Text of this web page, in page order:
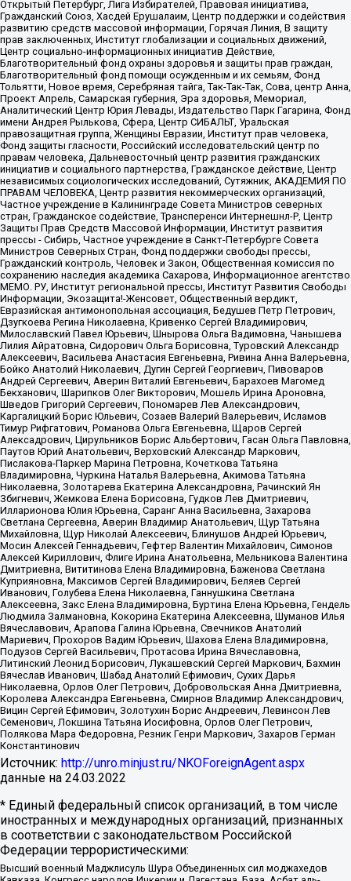
Открытый Петербург, Лига Избирателей, Правовая инициатива,
Гражданский Союз, Хасдей Ерушалаим, Центр поддержки и содействия
развитию средств массовой информации, Горячая Линия, В защиту
прав заключенных, Институт глобализации и социальных движений,
Центр социально-информационных инициатив Действие,
Благотворительный фонд охраны здоровья и защиты прав граждан,
Благотворительный фонд помощи осужденным и их семьям, Фонд
Тольятти, Новое время, Серебряная тайга, Так-Так-Так, Сова, центр Анна,
Проект Апрель, Самарская губерния, Эра здоровья, Мемориал,
Аналитический Центр Юрия Левады, Издательство Парк Гагарина, Фонд
имени Андрея Рылькова, Сфера, Центр СИБАЛЬТ, Уральская
правозащитная группа, Женщины Евразии, Институт прав человека,
Фонд защиты гласности, Российский исследовательский центр по
правам человека, Дальневосточный центр развития гражданских
инициатив и социального партнерства, Гражданское действие, Центр
независимых социологических исследований, Сутяжник, АКАДЕМИЯ ПО
ПРАВАМ ЧЕЛОВЕКА, Центр развития некоммерческих организаций,
Частное учреждение в Калининграде Совета Министров северных
стран, Гражданское содействие, Трансперенси Интернешнл-Р, Центр
Защиты Прав Средств Массовой Информации, Институт развития
прессы - Сибирь, Частное учреждение в Санкт-Петербурге Совета
Министров Северных Стран, Фонд поддержки свободы прессы,
Гражданский контроль, Человек и Закон, Общественная комиссия по
сохранению наследия академика Сахарова, Информационное агентство
МЕМО. РУ, Институт региональной прессы, Институт Развития Свободы
Информации, Экозащита!-Женсовет, Общественный вердикт,
Евразийская антимонопольная ассоциация, Бедушев Петр Петрович,
Дзугкоева Регина Николаевна, Кривенко Сергей Владимирович,
Милославский Павел Юрьевич, Шнырова Ольга Вадимовна, Чанышева
Лилия Айратовна, Сидорович Ольга Борисовна, Туровский Александр
Алексеевич, Васильева Анастасия Евгеньевна, Ривина Анна Валерьевна,
Бойко Анатолий Николаевич, Дугин Сергей Георгиевич, Пивоваров
Андрей Сергеевич, Аверин Виталий Евгеньевич, Барахоев Магомед
Бекханович, Шарипков Олег Викторович, Мошель Ирина Ароновна,
Шведов Григорий Сергеевич, Пономарев Лев Александрович,
Каргалицкий Борис Юльевич, Созаев Валерий Валерьевич, Исламов
Тимур Рифгатович, Романова Ольга Евгеньевна, Щаров Сергей
Алексадрович, Цирульников Борис Альбертович, Гасан Ольга Павловна,
Паутов Юрий Анатольевич, Верховский Александр Маркович,
Пислакова-Паркер Марина Петровна, Кочеткова Татьяна
Владимировна, Чуркина Наталья Валерьевна, Акимова Татьяна
Николаевна, Золотарева Екатерина Александровна, Рачинский Ян
Збигневич, Жемкова Елена Борисовна, Гудков Лев Дмитриевич,
Илларионова Юлия Юрьевна, Саранг Анна Васильевна, Захарова
Светлана Сергеевна, Аверин Владимир Анатольевич, Щур Татьяна
Михайловна, Щур Николай Алексеевич, Блинушов Андрей Юрьевич,
Мосин Алексей Геннадьевич, Гефтер Валентин Михайлович, Симонов
Алексей Кириллович, Флиге Ирина Анатольевна, Мельникова Валентина
Дмитриевна, Вититинова Елена Владимировна, Баженова Светлана
Куприяновна, Максимов Сергей Владимирович, Беляев Сергей
Иванович, Голубева Елена Николаевна, Ганнушкина Светлана
Алексеевна, Закс Елена Владимировна, Буртина Елена Юрьевна, Гендель
Людмила Залмановна, Кокорина Екатерина Алексеевна, Шуманов Илья
Вячеславович, Арапова Галина Юрьевна, Свечников Анатолий
Мариевич, Прохоров Вадим Юрьевич, Шахова Елена Владимировна,
Подузов Сергей Васильевич, Протасова Ирина Вячеславовна,
Литинский Леонид Борисович, Лукашевский Сергей Маркович, Бахмин
Вячеслав Иванович, Шабад Анатолий Ефимович, Сухих Дарья
Николаевна, Орлов Олег Петрович, Добровольская Анна Дмитриевна,
Королева Александра Евгеньевна, Смирнов Владимир Александрович,
Вицин Сергей Ефимович, Золотухин Борис Андреевич, Левинсон Лев
Семенович, Локшина Татьяна Иосифовна, Орлов Олег Петрович,
Полякова Мара Федоровна, Резник Генри Маркович, Захаров Герман
Константинович
Источник: http://unro.minjust.ru/NKOForeignAgent.aspx
данные на 24.03.2022
* Единый федеральный список организаций, в том числе
иностранных и международных организаций, признанных
в соответствии с законодательством Российской
Федерации террористическими:
Высший военный Маджлисуль Шура Объединенных сил моджахедов